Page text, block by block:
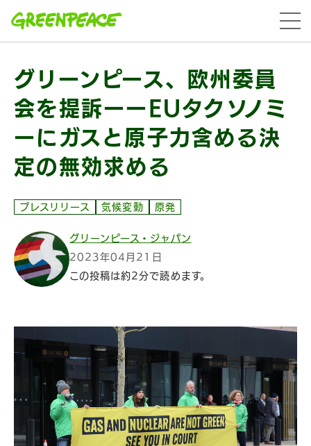
menu
グリーンピース、欧州委員
会を提訴ーーEUタクソノミ
ーにガスと原子力含める決
定の無効求める
プレスリリース 気候変動 原発
グリーンピース・ジャパン
2023年04月21日
この投稿は約2分で読めます。